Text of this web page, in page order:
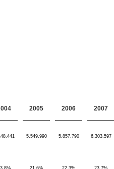
2005 2006 2007
5,549,990 5,857,790 6,303,597
21.6% 22.3% 23.7%